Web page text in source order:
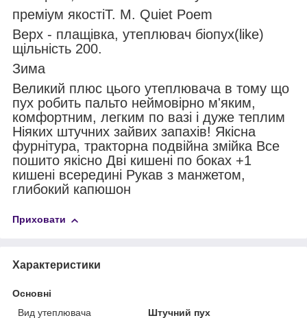
преміум якостіТ. М. Quiet Poem
Верх - плащівка, утеплювач біопух(like)
щільність 200.
Зима
Великий плюс цього утеплювача в тому що
пух робить пальто неймовірно м'яким,
комфортним, легким по вазі і дуже теплим
Ніяких штучних зайвих запахів! Якісна
фурнітура, тракторна подвійна змійка Все
пошито якісно Дві кишені по боках +1
кишені всередині Рукав з манжетом,
глибокий капюшон
Приховати
Характеристики
Основні
Вид утеплювача
Штучний пух